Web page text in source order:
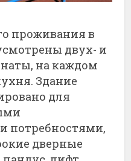
проживания в
двух- и
на каждом
Здание
для
потребностями,
дверные